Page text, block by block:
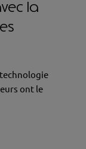
la
technologie
ont le